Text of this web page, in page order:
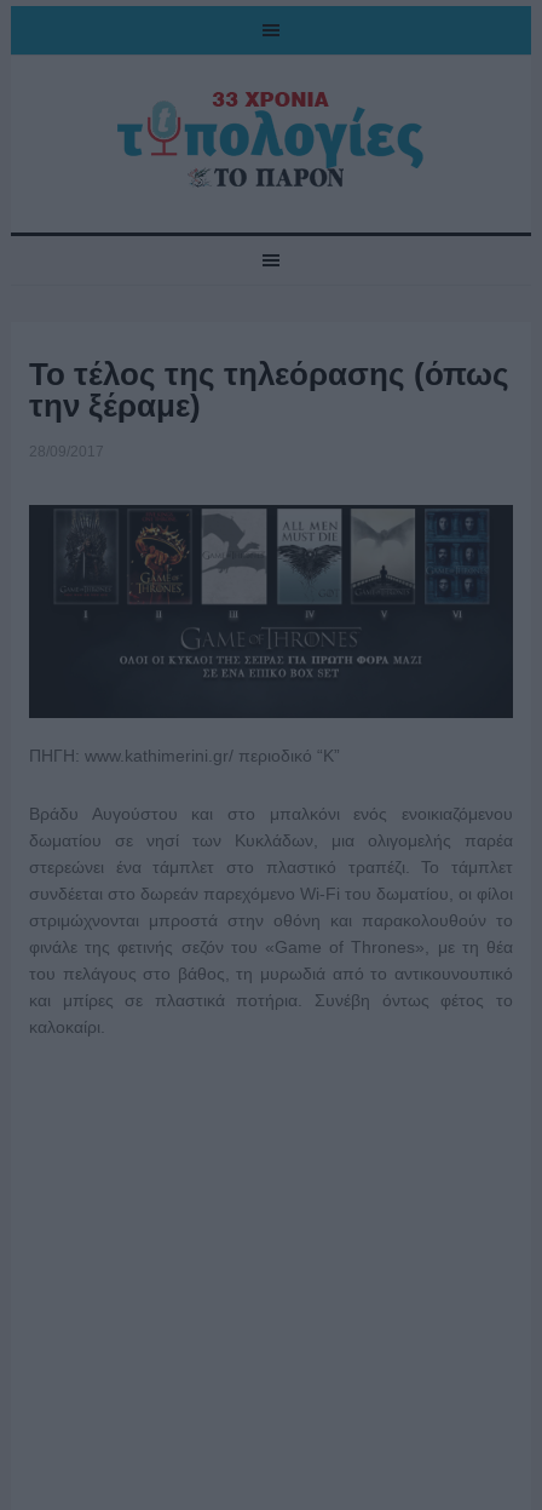
Το τέλος της τηλεόρασης (όπως
την ξέραμε)
28/09/2017
ΠΗΓΗ: www.kathimerini.gr/ περιοδικό “Κ”
Βράδυ Αυγούστου και στο μπαλκόνι ενός ενοικιαζόμενου
δωματίου σε νησί των Κυκλάδων, μια ολιγομελής παρέα
στερεώνει ένα τάμπλετ στο πλαστικό τραπέζι. Το τάμπλετ
συνδέεται στο δωρεάν παρεχόμενο Wi-Fi του δωματίου, οι φίλοι
στριμώχνονται μπροστά στην οθόνη και παρακολουθούν το
φινάλε της φετινής σεζόν του «Game of Thrones», με τη θέα
του πελάγους στο βάθος, τη μυρωδιά από το αντικουνουπικό
και μπίρες σε πλαστικά ποτήρια. Συνέβη όντως φέτος το
καλοκαίρι.